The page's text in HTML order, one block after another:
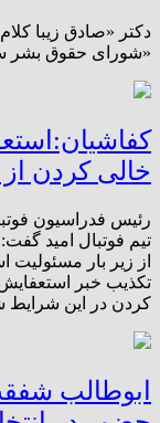
دکتر «صادق زیبا
«شورای حقوق بشر
خالی کردن
رئیس فدراسیون
تیم فوتبال امید
از زیر بار مسئولیت
تکذیب خبر
کردن در این شرایط
ابوطالب